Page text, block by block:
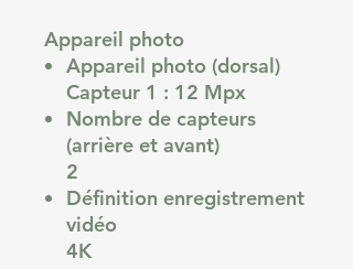
Appareil photo
Appareil photo (dorsal)
Capteur 1 : 12 Mpx
Nombre de capteurs
(arrière et avant)
2
Définition enregistrement
vidéo
4K